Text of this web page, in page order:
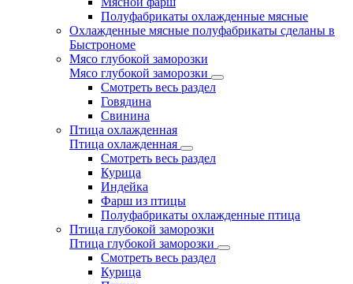
Полуфабрикаты охлажденные мясные
Охлажденные мясные полуфабрикаты сделаны в
Быстрономе
Мясо глубокой заморозки
Мясо глубокой заморозки
Смотреть весь раздел
Говядина
Свинина
Птица охлажденная
Птица охлажденная
Смотреть весь раздел
Курица
Индейка
Фарш из птицы
Полуфабрикаты охлажденные птица
Птица глубокой заморозки
Птица глубокой заморозки
Смотреть весь раздел
Курица